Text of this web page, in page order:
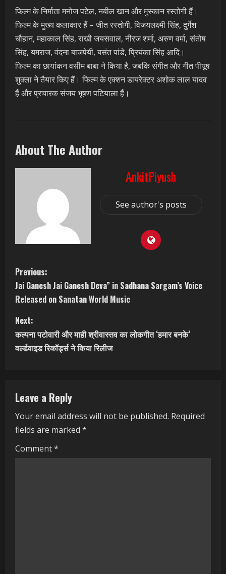
फिल्म के निर्माता मनोज पटेल, नबील खान और मुस्कान रस्तोगी हैं।
फिल्म के मुख्य कलाकार हैं – जीत रस्तोगी, विजयलक्ष्मी सिंह, दुर्गेश
चौहान, महाकाल सिंह, राखी जयसवाल, नीरज शर्मा, अरुण वर्मा, संतोष
सिंह, यमराज, वंदना बाजपेयी, बसंत पांडे, प्रियंका सिंह आदि।
फिल्म का छायांकन वसीम बाबा ने किया है, जबकि संगीत और गीत पीयूष
शुक्ला ने तैयार किए हैं। फिल्म के एक्शन डायरेक्टर अशोक लाल यादव
हैं और प्रचारक संजय भूषण पटियाला हैं।
About The Author
AnkitPiyush
See author's posts
C
o
n
t
u
e
R
Previous:
Jai Ganesh Jai Ganesh Deva” in Sadhana Sargam’s Voice
Released on Sanatan World Music
Next:
कल्पना पटोवारी और माही श्रीवास्तव का लोकगीत ‘हमार बनके’
वर्ल्डवाइड रिकॉर्ड्स ने किया रिलीज
Leave a Reply
Your email address will not be published. Required
fields are marked *
Comment*